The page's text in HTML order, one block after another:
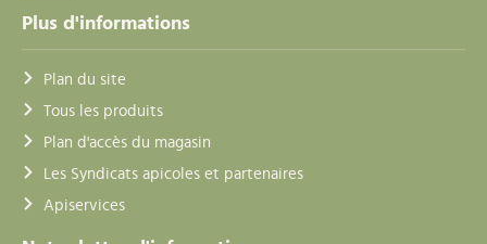
Plus d'informations
Plan du site
Tous les produits
Plan d'accès du magasin
Les Syndicats apicoles et partenaires
Apiservices